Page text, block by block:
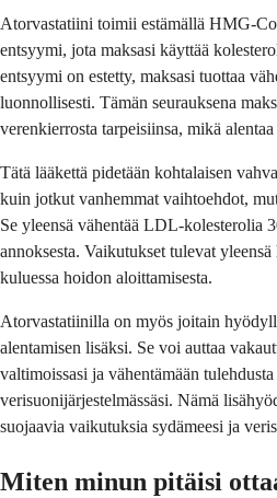
Atorvastatiini toimii estämällä HMG-
entsyymi, jota maksasi käyttää
entsyymi on estetty, maksasi tuottaa
luonnollisesti. Tämän seurauksena
verenkierrosta tarpeisiinsa, mikä
Tätä lääkettä pidetään kohtalaisen
kuin jotkut vanhemmat vaihtoehdot,
Se yleensä vähentää LDL-kolesterolia
annoksesta. Vaikutukset tulevat
kuluessa hoidon aloittamisesta.
Atorvastatiinilla on myös joitain
alentamisen lisäksi. Se voi auttaa
valtimoissasi ja vähentämään
verisuonijärjestelmässäsi. Nämä
suojaavia vaikutuksia sydämeesi ja
Miten minun pitäisi